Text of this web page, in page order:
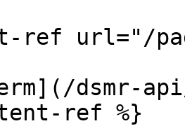
ref url="/
dsmr-
ref %}